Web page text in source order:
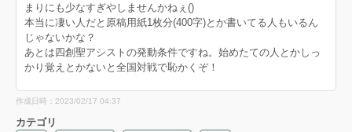
まりにも少なすぎやしませんかねぇ()
本当に凄い人だと原稿用紙1枚分(400字)とか書いてる人もいるん
じゃないかな？
あとは四創聖アシストの発動条件ですね。始めたての人とかしっ
かり覚えとかないと全国対戦で恥かくぞ！
作成日時：2023/02/17 04:37
カテゴリ